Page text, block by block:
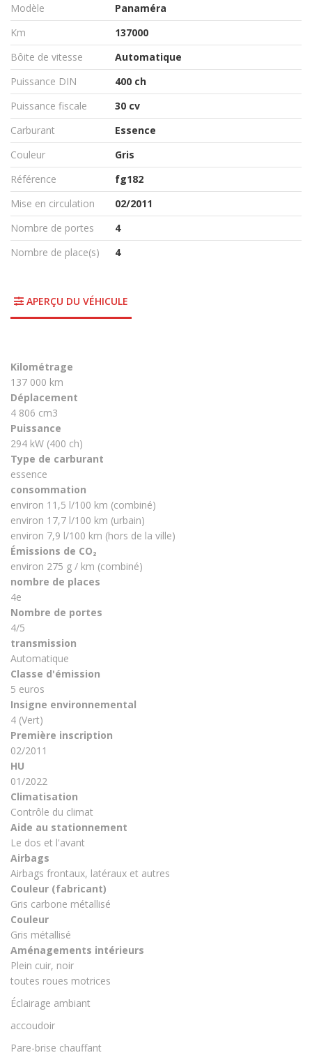
Modèle
Panaméra
Km
137000
Bôite de vitesse
Automatique
Puissance DIN
400 ch
Puissance fiscale
30 cv
Carburant
Essence
Couleur
Gris
Référence
fg182
Mise en circulation
02/2011
Nombre de portes
4
Nombre de place(s)
4
APERÇU DU VÉHICULE
Kilométrage
137 000 km
Déplacement
4 806 cm3
Puissance
294 kW (400 ch)
Type de carburant
essence
consommation
environ 11,5 l/100 km (combiné)
environ 17,7 l/100 km (urbain)
environ 7,9 l/100 km (hors de la ville)
Émissions de CO₂
environ 275 g / km (combiné)
nombre de places
4e
Nombre de portes
4/5
transmission
Automatique
Classe d'émission
5 euros
Insigne environnemental
4 (Vert)
Première inscription
02/2011
HU
01/2022
Climatisation
Contrôle du climat
Aide au stationnement
Le dos et l'avant
Airbags
Airbags frontaux, latéraux et autres
Couleur (fabricant)
Gris carbone métallisé
Couleur
Gris métallisé
Aménagements intérieurs
Plein cuir, noir
toutes roues motrices
Éclairage ambiant
accoudoir
Pare-brise chauffant